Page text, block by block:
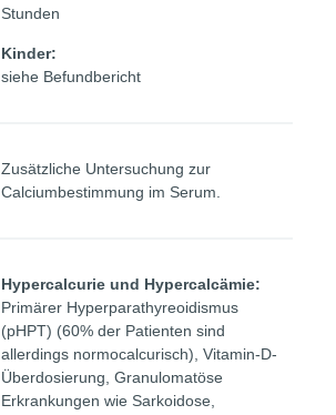
Stunden
Kinder:
siehe Befundbericht
Zusätzliche Untersuchung zur
Calciumbestimmung im Serum.
Hypercalcurie und Hypercalcämie:
Primärer Hyperparathyreoidismus
(pHPT) (60% der Patienten sind
allerdings normocalcurisch), Vitamin-D-
Überdosierung, Granulomatöse
Erkrankungen wie Sarkoidose,